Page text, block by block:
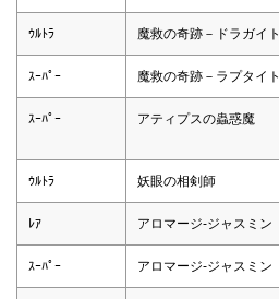
ｳﾙﾄﾗ 魔救の奇跡－ドラガイト
ｽｰﾊﾟｰ 魔救の奇跡－ラプタイト
ｽｰﾊﾟｰ アティプスの蟲惑魔
ｳﾙﾄﾗ 妖眼の相剣師
ﾚｱ アロマージ-ジャスミン
ｽｰﾊﾟｰ アロマージ-ジャスミン